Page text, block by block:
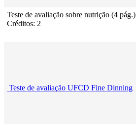
Teste de avaliação sobre nutrição (4 pág.)
Créditos: 2
Teste de avaliação UFCD Fine Dinning